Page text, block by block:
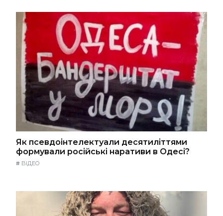
Як псевдоінтелектуали десятиліттями
формували російські наративи в Одесі?
# ВІДЕО